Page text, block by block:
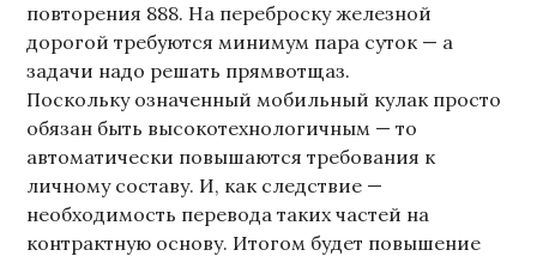
повторения 888. На переброску железной
дорогой требуются минимум пара суток — а
задачи надо решать прямвотщаз.
Поскольку означенный мобильный кулак просто
обязан быть высокотехнологичным — то
автоматически повышаются требования к
личному составу. И, как следствие —
необходимость перевода таких частей на
контрактную основу. Итогом будет повышение